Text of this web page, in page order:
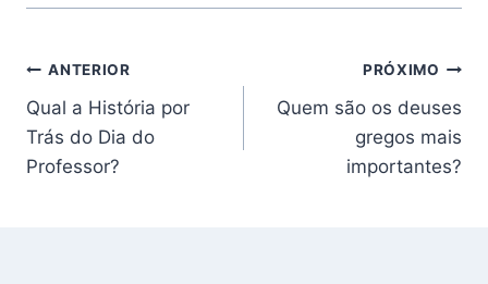
Navegação
de
Post
ANTERIOR
Qual a História por
Trás do Dia do
Professor?
PRÓXIMO
Quem são os deuses
gregos mais
importantes?